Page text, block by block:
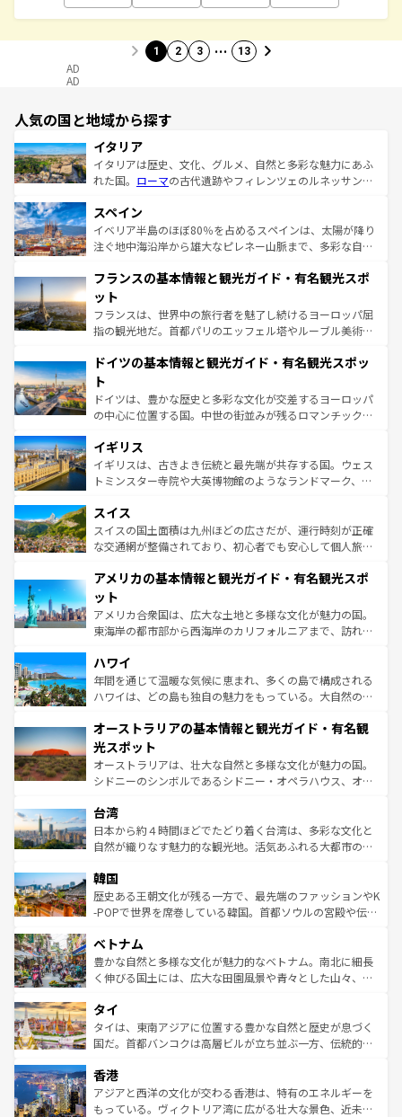
1 2 3 … 13
AD
AD
人気の国と地域から探す
イタリア
イタリアは歴史、文化、グルメ、自然と多彩な魅力にあふ
れた国。 ローマの古代遺跡やフィレンツェのルネッサンス
ろん、トスカーナの美しい田園風景やアマルフィ海岸の絶
景など、自然景観も見逃せない。観光の合間には、本場の
ピザやパスタなど、絶品のイタリア料理を堪能することも
ませてくれるイタリアで、忘れられない旅をしてみよう！
なお、新着のイタリア情報は
しい。
スペイン
イベリア半島のほぼ80％を占めるスペインは、太陽が降り
注ぐ地中海沿岸から雄大なピレネー山脈まで、多彩な自然
文化が根付くこの国では、情熱的なフラメンコ、熱気あふ
れる闘牛、そして美味しいタパスが生活の一部となってい
る。首都マドリードの洗練された雰囲気や、バルセロナの
アートに溢れた街角から、地方では古代ローマ遺跡や中世
せる。地方によって風土や気候が異なるスペインはその個
ンテンツ一覧 を参照してほしい。
フランスの基本情報と観光ガイド・有名観光スポ
ット
フランスは、世界中の旅行者を魅了し続けるヨーロッパ屈
指の観光地だ。首都パリのエッフェル塔やルーブル美術館
で、幅広い魅力が詰まっている。華麗な宮殿、歴史的な大
聖堂、美しいビーチ、そして豊かな自然が、訪れる者を心
から魅了する。また、フランスは美食の国としても知ら
れ、フランス料理はユネスコ無形文化遺産にも登録されて
香り高いラベンダー畑など、多彩な楽しみ方が可能だ。さ
らに、パリ以外の地域にも魅力が溢れており、どの街角に
も豊かな歴史と文化が息づいている。パリ以外の個性あふ
を参照してほしい。
ドイツの基本情報と観光ガイド・有名観光スポッ
ト
ドイツは、豊かな歴史と多彩な文化が交差するヨーロッパ
の中心に位置する国。中世の街並みが残るロマンチック街
顔を持つこの国は、どこを歩いても飽きることがない。ベ
ルリンの文化的活気、バイエルン州のアルプスの絶景、そ
してライン川沿いのワイン畑といった風景は必見。ビール
は、お酒好きな人にはぜひ体験してほしい。 なお、新着の
ドイツ情報はコンテンツ一覧を参照してほしい。
イギリス
イギリスは、古きよき伝統と最先端が共存する国。ウェス
トミンスター寺院や大英博物館のようなランドマーク、歴
リアごとに異なる魅力がある。また、優雅なアフタヌーン
ティー、ビール好きにはたまらない英国パブ、サッカー観
戦など、本場だからこそできる体験も豊富。イギリスを旅
ンツ一覧を参照してほしい。
スイス
スイスの国土面積は九州ほどの広さだが、運行時刻が正確
な交通網が整備されており、初心者でも安心して個人旅行
の建物がそのまま残る町や、スイスならではのユニークな
博物館もあり、アルプス観光だけでなく町歩きも満喫する
ことができる。国民の所得が高いため物価も高いが、旅行
者向けの交通パス提供のサービスもあり、うまく活用すれ
着のスイス情報は
アメリカの基本情報と観光ガイド・有名観光スポ
ット
アメリカ合衆国は、広大な土地と多様な文化が魅力の国。
東海岸の都市部から西海岸のカリフォルニアまで、訪れる
のような巨大都市は、観光、ショッピング、エンターテイ
ンメントが詰まった刺激的なスポットだ。一方、アメリカ
西部には大自然が広がり、グランドキャニオンやイエロー
部のニューオーリンズでは、音楽と美食が融合した独特の
文化が魅力。旅行者はアメリカの各地域で異なる魅力を楽
しみながら、その多様性と豊かな歴史を感じることができ
るだろう。車でのロードトリップや列車の旅も、アメリカ
情報は
ハワイ
年間を通じて温暖な気候に恵まれ、多くの島で構成される
ハワイは、どの島も独自の魅力をもっている。大自然の神
ワイ島は見逃せない。また、定番の観光地といえばオアフ
島だが、静かな自然を求めるならマウイ島やカウアイ島が
おすすめ。エメラルドグリーンに輝く海をはじめ、豊かな
文化や歴史が息づいている。「アロハスピリット」と呼ば
人々、おいしいローカルフードやハワイアンミュージッ
ク、伝統的なフラダンスなど、すべてがハワイの魅力を彩
っている。訪れるたびに新しい発見と感動が待っているハ
はコンテンツ一覧
オーストラリアの基本情報と観光ガイド・有名観
光スポット
オーストラリアは、壮大な自然と多様な文化が魅力の国。
シドニーのシンボルであるシドニー・オペラハウス、オー
リアリーフや大陸中央部にそびえるウルル（エアーズロッ
ク）、タスマニアの美しい原生林やケアンズの熱帯雨林な
ど、見どころがたくさん。また、カフェやワイン、オージ
いる。アクティビティも充実しており、サーフィンやダイ
ビング、ハイキングなど、アウトドア好きにはたまらな
い。オーストラリアの多彩な魅力を存分に味わいつくそ
参照してほしい。
台湾
日本から約４時間ほどでたどり着く台湾は、多彩な文化と
自然が織りなす魅力的な観光地。活気あふれる大都市の台
ン）、静ひつな山岳地帯である台湾東部など、都市の喧騒
と山間の静けさが共存しており、訪れる人に新しい発見と
驚きをもたらしてくれる。また、奥深い台湾の食文化も魅
容にもいいと評判のスイーツなど、バラエティ豊かな料理
が味わえる。 なお、新着の台湾情報は コンテンツ一覧を参
照してほしい。
韓国
歴史ある王朝文化が残る一方で、最先端のファッションやK
-POPで世界を席巻している韓国。首都ソウルの宮殿や伝統
き、地方に足を延ばせば四季折々の自然美を楽しむことが
できる。そして、キムチや焼肉、絶品のストリートフード
まで、さまざまな韓国料理が待っている。夜には、韓国な
リティに包まれながら、韓国の多彩な魅力を心ゆくまで味
わってみてほしい。 なお、新着の韓国情報はコンテンツ一
覧を参照してほしい。
ベトナム
豊かな自然と多様な文化が魅力的なベトナム。南北に細長
く伸びる国土には、広大な田園風景や青々とした山々、世
急速な発展と共に伝統が息づく。ハノイの古い町並みやホ
ーチミン市のフランス統治時代の建物も、独特の雰囲気を
醸し出している。また、バラエティの豊かさとおいしさで
とつ。フォーやバインミー、ベトナムコーヒーなどは、ぜ
ひ現地で味わいたい。どの地域を訪れてもあたたかい人々
が旅行者を迎えてくれるので、きっと忘れられない旅にな
タイ
タイは、東南アジアに位置する豊かな自然と歴史が息づく
国だ。首都バンコクは高層ビルが立ち並ぶ一方、伝統的な
の活気が交差している。北部ではチェンマイなどの山岳地
帯で自然と触れ合い、南部ではプーケットやクラビの美し
いビーチでリゾート気分を楽しむことができる。タイ料理
香港
アジアと西洋の文化が交わる香港は、特有のエネルギーを
もっている。ヴィクトリア湾に広がる壮大な景色、近未来